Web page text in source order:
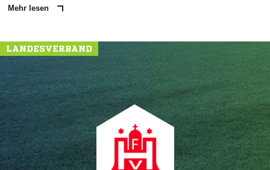
Mehr lesen
LANDESVERBAND